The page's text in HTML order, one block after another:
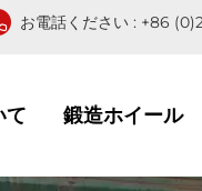
お電話ください : +86
て 鍛造ホイール